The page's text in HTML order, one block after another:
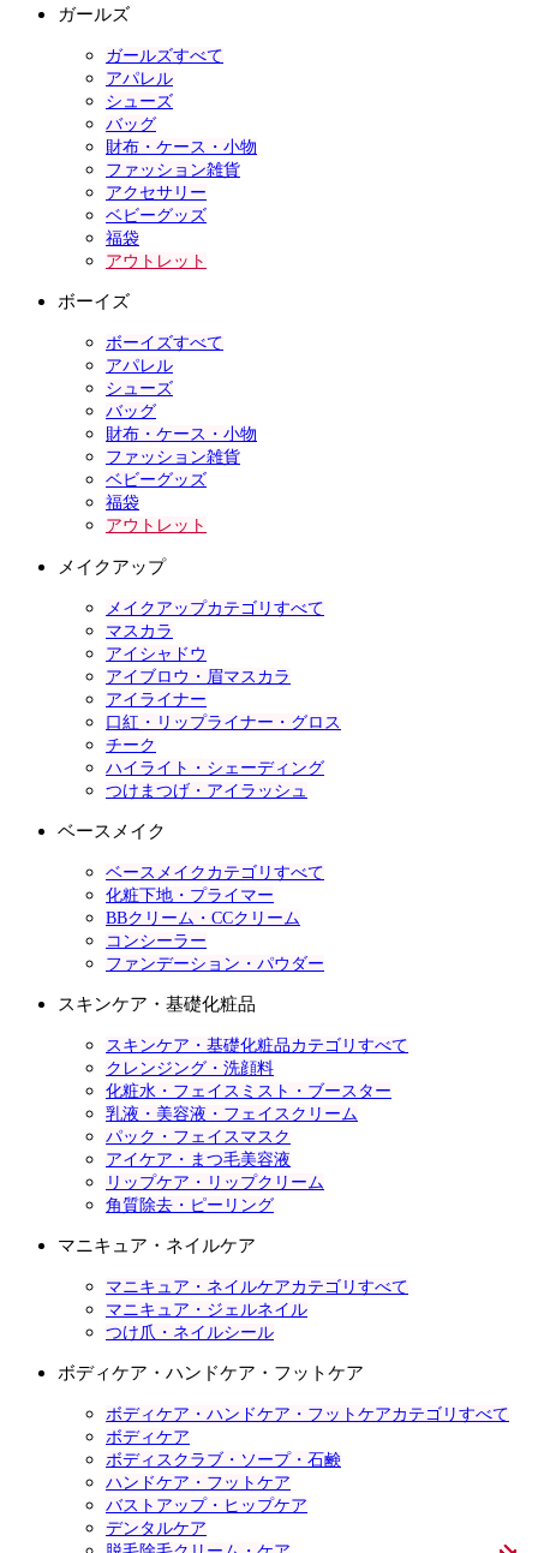
ガールズ
ガールズすべて
アパレル
シューズ
バッグ
財布・ケース・小物
ファッション雑貨
アクセサリー
ベビーグッズ
福袋
アウトレット
ボーイズ
ボーイズすべて
アパレル
シューズ
バッグ
財布・ケース・小物
ファッション雑貨
ベビーグッズ
福袋
アウトレット
メイクアップ
メイクアップカテゴリすべて
マスカラ
アイシャドウ
アイブロウ・眉マスカラ
アイライナー
口紅・リップライナー・グロス
チーク
ハイライト・シェーディング
つけまつげ・アイラッシュ
ベースメイク
ベースメイクカテゴリすべて
化粧下地・プライマー
BBクリーム・CCクリーム
コンシーラー
ファンデーション・パウダー
スキンケア・基礎化粧品
スキンケア・基礎化粧品カテゴリすべて
クレンジング・洗顔料
化粧水・フェイスミスト・ブースター
乳液・美容液・フェイスクリーム
パック・フェイスマスク
アイケア・まつ毛美容液
リップケア・リップクリーム
角質除去・ピーリング
マニキュア・ネイルケア
マニキュア・ネイルケアカテゴリすべて
マニキュア・ジェルネイル
つけ爪・ネイルシール
ボディケア・ハンドケア・フットケア
ボディケア・ハンドケア・フットケアカテゴリすべて
ボディケア
ボディスクラブ・ソープ・石鹸
ハンドケア・フットケア
バストアップ・ヒップケア
デンタルケア